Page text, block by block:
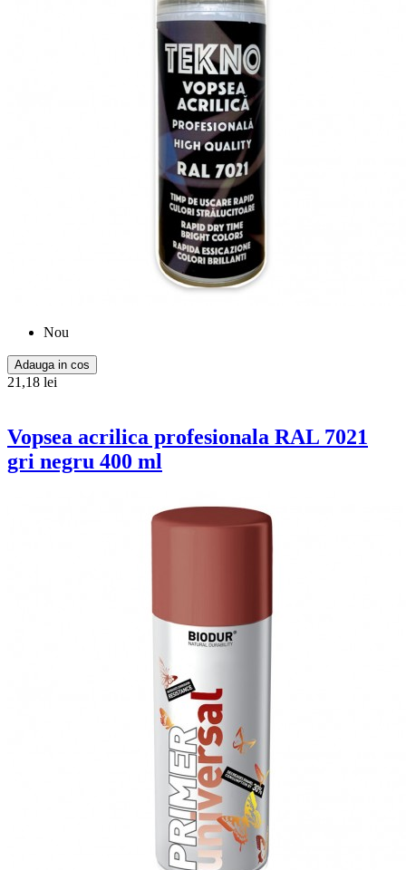
Nou
Adauga in cos
21,18 lei
Vopsea acrilica profesionala RAL 7021
gri negru 400 ml